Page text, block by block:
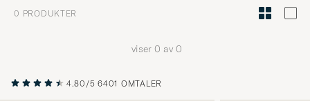
0 PRODUKTER
viser 0 av 0
4.80/5 6401 OMTALER